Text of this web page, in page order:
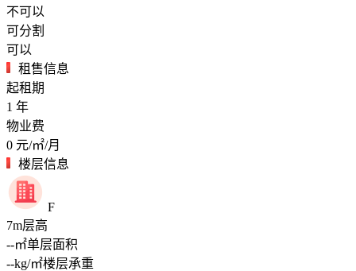
不可以
可分割
可以
租售信息
起租期
1 年
物业费
0 元/㎡/月
楼层信息
F
7m层高
--㎡单层面积
--kg/㎡楼层承重